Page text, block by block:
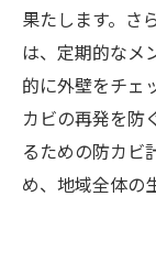
果たします。さ
は、定期的なメ
的に外壁をチェ
カビの再発を防
るための防カビ
め、地域全体の